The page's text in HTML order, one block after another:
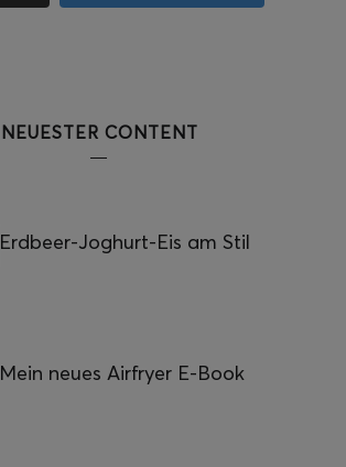
NEUESTER CONTENT
Erdbeer-Joghurt-Eis am Stil
Mein neues Airfryer E-Book